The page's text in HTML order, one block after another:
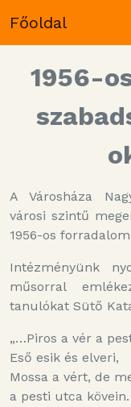
Főoldal
1956-
A Városháza
városi szintű
1956-os
Intézményünk
műsorral
tanulókat Sütő
„…Piros a vér a
Eső esik és elveri,
Mossa a vért, de
a pesti utca kövein.